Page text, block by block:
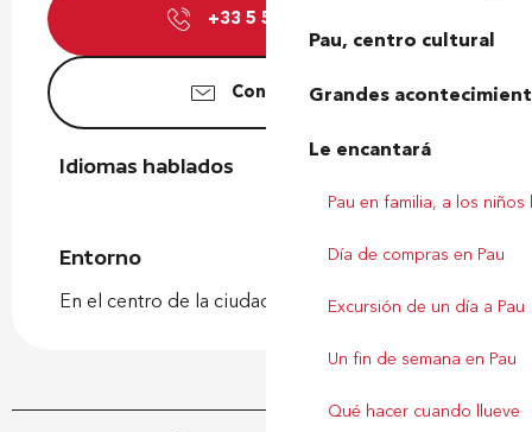
Pau, centro cultural
Grandes
Le encantará
Pau en familia, a los niños
Día de compras en Pau
Excursión de un día a Pau
Un fin de semana en Pau
Qué hacer cuando llueve
+33 5 59 27 27
Contáctenos
Idiomas hablados
Idiomas hablados
Entorno
Entorno
En el centro de la ciudad